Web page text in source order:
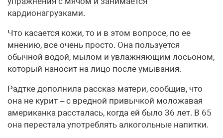
кардионагрузками.
Что касается кожи, то и в этом вопросе, по ее
мнению, все очень просто. Она пользуется
обычной водой, мылом и увлажняющим лосьоном,
который наносит на лицо после умывания.
Радтке дополнила рассказ матери, сообщив, что
она не курит – с вредной привычкой моложавая
американка рассталась, когда ей было 36 лет. В 65
она перестала употреблять алкогольные напитки.